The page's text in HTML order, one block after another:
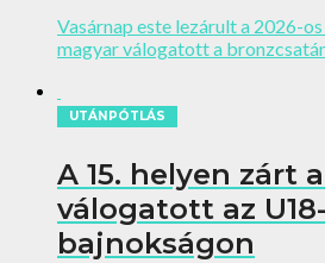
Vasárnap este lezárult a 2026-
magyar válogatott a
UTÁNPÓTLÁS
A 15. helyen zárt
válogatott az
bajnokságon